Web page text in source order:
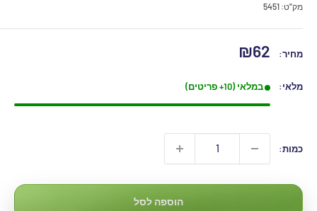
מק"ט: 5451
מחיר:
מחיר
₪62
מלאי: במלאי (10+ פריטים)
כמות:
הוספה לסל